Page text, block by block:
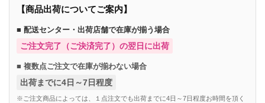
【商品出荷についてご案内】
■ 配送センター・出荷店舗で在庫が揃う場合
ご注文完了（ご決済完了）の翌日に出荷
■ 複数点ご注文で在庫が揃わない場合
出荷までに4日～7日程度
※ご注文商品によっては、１点注文でも出荷までに4日～7日程度お時間を頂く